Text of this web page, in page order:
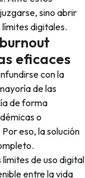
sino abrir
digitales.
eficaces
con la
de las
de forma
o
eso, la solución
de uso digital
entre la vida